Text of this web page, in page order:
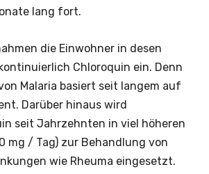
lang fort.
die Einwohner in desen
Chloroquin ein. Denn
Malaria basiert seit langem auf
Darüber hinaus wird
seit Jahrzehnten in viel höheren
mg / Tag) zur Behandlung von
wie Rheuma eingesetzt.